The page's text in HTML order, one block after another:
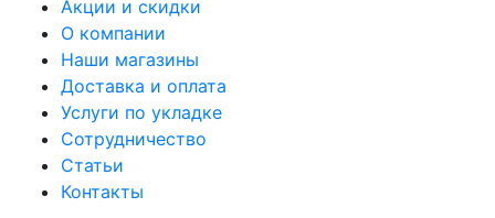
Акции и скидки
О компании
Наши магазины
Доставка и оплата
Услуги по укладке
Сотрудничество
Статьи
Контакты